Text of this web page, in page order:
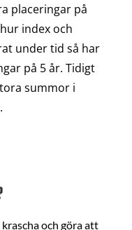
placeringar på
index och
under tid så har
på 5 år. Tidigt
summor i
och göra att